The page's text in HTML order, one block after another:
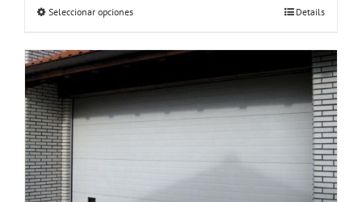
Seleccionar opcionesEste
tiene
múltiples
variantes.
Las
opciones
Details